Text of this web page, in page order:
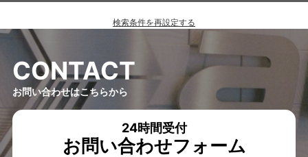
検索条件を再設定する
CONTACT
お問い合わせはこちらから
24時間受付
お問い合わせフォーム